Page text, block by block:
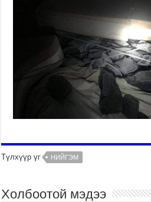
Түлхүүр үг НИЙГЭМ
Холбоотой мэдээ